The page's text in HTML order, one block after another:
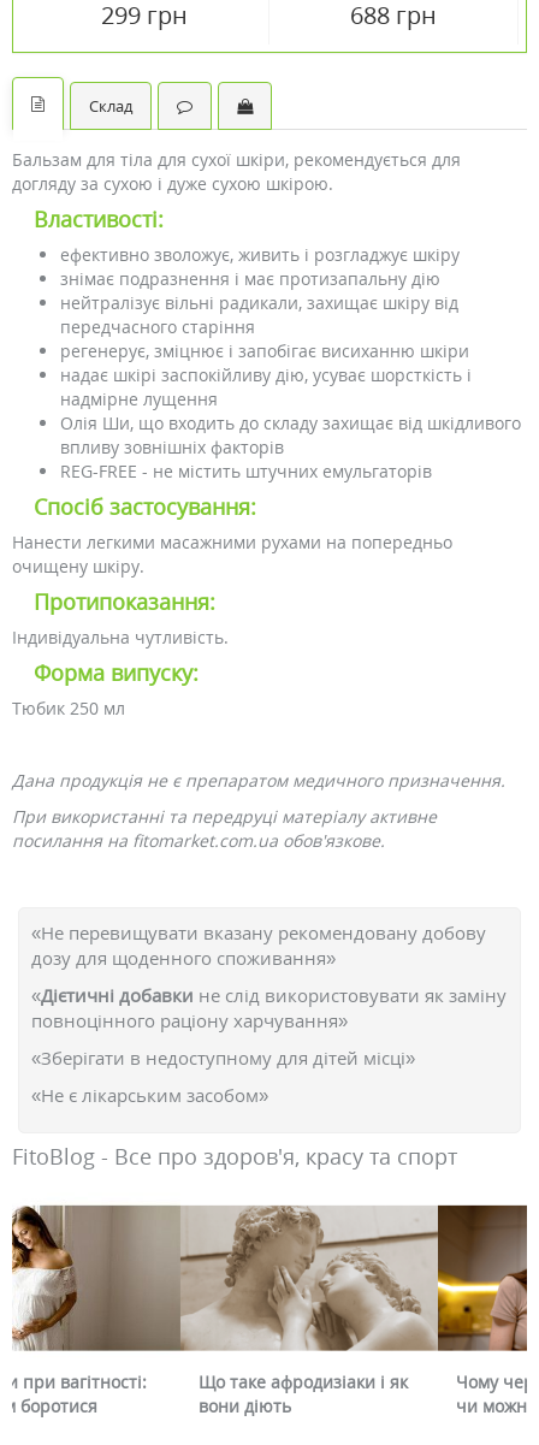
299 грн
шкіри 200 мл
688 грн
Склад
Бальзам для тіла для сухої шкіри, рекомендується для
догляду за сухою і дуже сухою шкірою.
Властивості:
ефективно зволожує, живить і розгладжує шкіру
знімає подразнення і має протизапальну дію
нейтралізує вільні радикали, захищає шкіру від
передчасного старіння
регенерує, зміцнює і запобігає висиханню шкіри
надає шкірі заспокійливу дію, усуває шорсткість і
надмірне лущення
Олія Ши, що входить до складу захищає від шкідливого
впливу зовнішніх факторів
REG-FREE - не містить штучних емульгаторів
Спосіб застосування:
Нанести легкими масажними рухами на попередньо
очищену шкіру.
Протипоказання:
Індивідуальна чутливість.
Форма випуску:
Тюбик 250 мл
Дана продукція не є препаратом медичного призначення.
При використанні та передруці матеріалу активне
посилання на fitomarket.com.ua обов'язкове.
«Не перевищувати вказану рекомендовану добову
дозу для щоденного споживання»
«Дієтичні добавки не слід використовувати як заміну
повноцінного раціону харчування»
«Зберігати в недоступному для дітей місці»
«Не є лікарським засобом»
FitoBlog - Все про здоров'я, красу та спорт
Що таке афродизіаки і як
вони діють
Чому червоніє обличчя і
чи можна це прибрати